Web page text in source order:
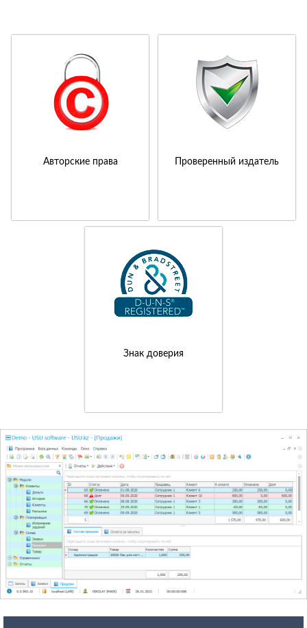
Авторские права Проверенный издатель
Знак доверия